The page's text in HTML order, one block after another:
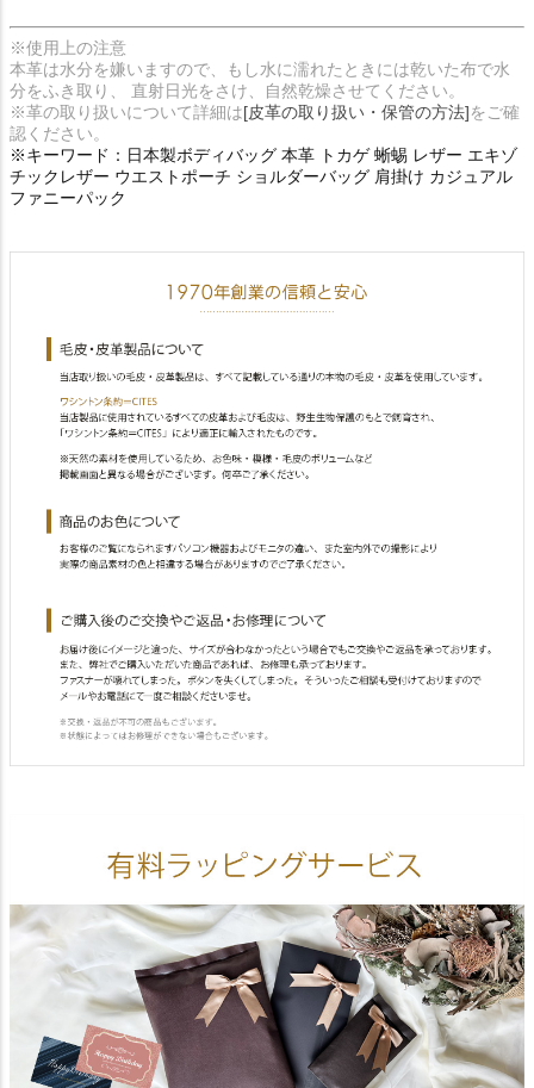
※使用上の注意
本革は水分を嫌いますので、もし水に濡れたときには乾いた布で水
分をふき取り、 直射日光をさけ、自然乾燥させてください。
※革の取り扱いについて詳細は[皮革の取り扱い・保管の方法]をご確
認ください。
※キーワード：日本製ボディバッグ 本革 トカゲ 蜥蜴 レザー エキゾ
チックレザー ウエストポーチ ショルダーバッグ 肩掛け カジュアル
ファニーパック